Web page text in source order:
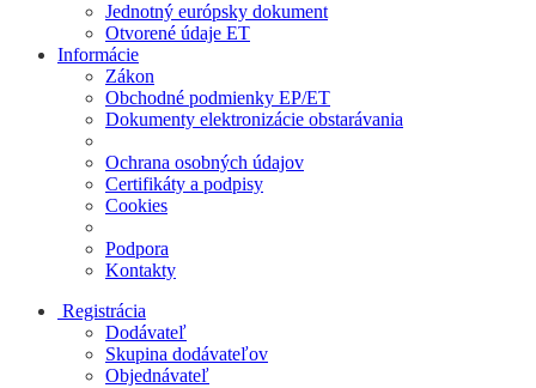
Jednotný európsky dokument
Otvorené údaje ET
Informácie
Zákon
Obchodné podmienky EP/ET
Dokumenty elektronizácie obstarávania
Ochrana osobných údajov
Certifikáty a podpisy
Cookies
Podpora
Kontakty
Registrácia
Dodávateľ
Skupina dodávateľov
Objednávateľ